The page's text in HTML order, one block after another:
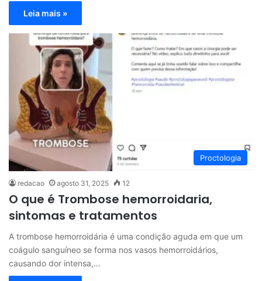
Leia mais »
Proctologia
redacao agosto 31, 2025 12
O que é Trombose hemorroidaria,
sintomas e tratamentos
A trombose hemorroidária é uma condição aguda em que um
coágulo sanguíneo se forma nos vasos hemorroidários,
causando dor intensa,…